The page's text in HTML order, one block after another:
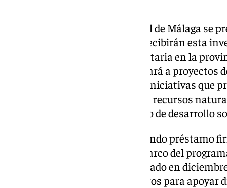
De esta forma, el nuevo hospital de Málaga se
proyectos más relevantes que recibirán esta
en la mejora de la atención sanitaria en la
financiación también se destinará a proyectos
innovación (I+D+i), así como a iniciativas que
energética y la protección de los recursos
papel fundamental en el modelo de desarrollo
Este acuerdo supone así el segundo préstamo
Andalucía y el BEI dentro del marco del
recordar que el primero fue firmado en
inversión de 195 millones de euros para